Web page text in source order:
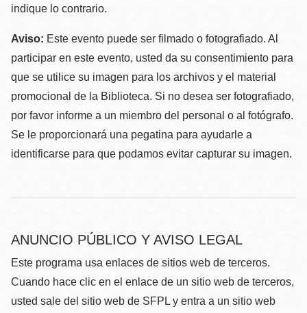
indique lo contrario.
Aviso: Este evento puede ser filmado o fotografiado. Al
participar en este evento, usted da su consentimiento para
que se utilice su imagen para los archivos y el material
promocional de la Biblioteca. Si no desea ser fotografiado,
por favor informe a un miembro del personal o al fotógrafo.
Se le proporcionará una pegatina para ayudarle a
identificarse para que podamos evitar capturar su imagen.
ANUNCIO PÚBLICO Y AVISO LEGAL
Este programa usa enlaces de sitios web de terceros.
Cuando hace clic en el enlace de un sitio web de terceros,
usted sale del sitio web de SFPL y entra a un sitio web